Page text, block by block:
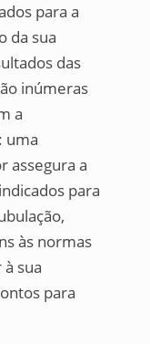
para a
da sua
das
inúmeras
a
uma
assegura a
para
às normas
sua
para